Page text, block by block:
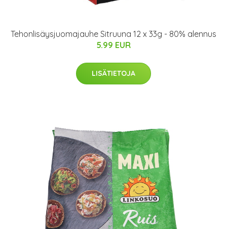
Tehonlisäysjuomajauhe Sitruuna 12 x 33g - 80% alennus
5.99 EUR
LISÄTIETOJA